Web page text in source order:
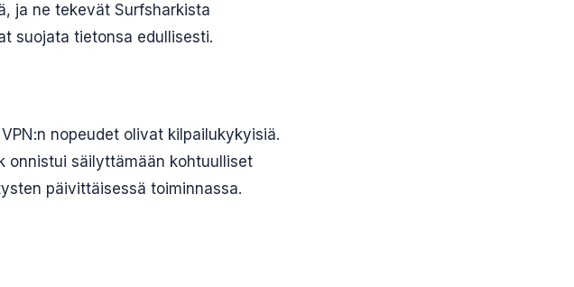
ja ne tekevät Surfsharkista
suojata tietonsa edullisesti.
nopeudet olivat kilpailukykyisiä.
onnistui säilyttämään kohtuulliset
päivittäisessä toiminnassa.